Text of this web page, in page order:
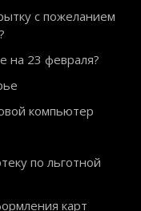
с пожеланием
на 23 февраля?
компьютер
по льготной
карт